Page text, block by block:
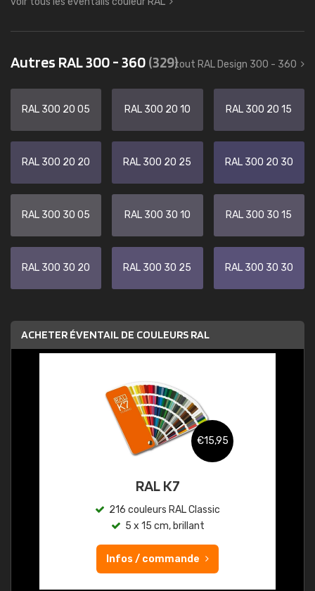
Autres RAL 300 - 360(329)tout RAL Design 300 - 360
RAL 300 20 05 RAL 300 20 10 RAL 300 20 15
RAL 300 20 20 RAL 300 20 25 RAL 300 20 30
RAL 300 30 05 RAL 300 30 10 RAL 300 30 15
RAL 300 30 20 RAL 300 30 25 RAL 300 30 30
ACHETER ÉVENTAIL DE COULEURS RAL
€15,95
RAL K7
216 couleurs RAL Classic
5 x 15 cm, brillant
Infos / commande